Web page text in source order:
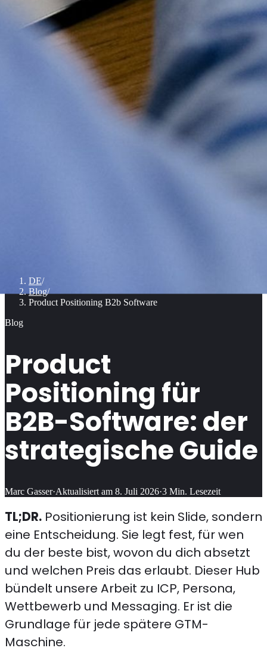
DE/
Blog/
Product Positioning B2b Software
Blog
Product
Positioning für
B2B-Software: der
strategische Guide
Marc Gasser·Aktualisiert am 8. Juli 2026·3 Min. Lesezeit
TL;DR. Positionierung ist kein Slide, sondern
eine Entscheidung. Sie legt fest, für wen
du der beste bist, wovon du dich absetzt
und welchen Preis das erlaubt. Dieser Hub
bündelt unsere Arbeit zu ICP, Persona,
Wettbewerb und Messaging. Er ist die
Grundlage für jede spätere GTM-
Maschine.